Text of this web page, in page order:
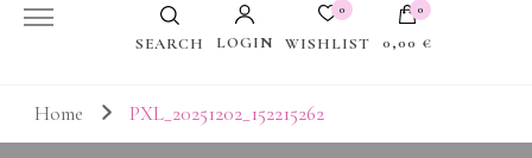
SEARCH LOGIN
0
WISHLIST
0
0,00 €
Votre panier est vide.
Home PXL_20251202_152215262